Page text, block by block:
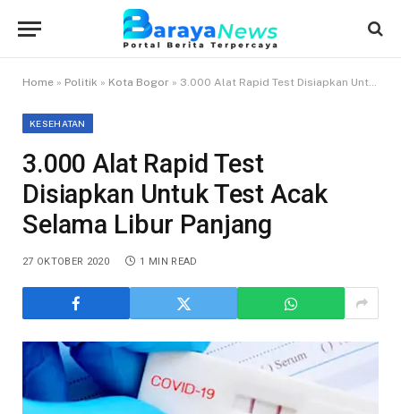
Home » Politik » Kota Bogor » 3.000 Alat Rapid Test Disiapkan Untuk Test Acak Selama Libur Panjang
KESEHATAN
3.000 Alat Rapid Test
Disiapkan Untuk Test Acak
Selama Libur Panjang
27 OKTOBER 2020 1 MIN READ